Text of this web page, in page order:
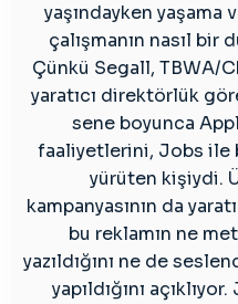
yaşındayken
çalışmanın nasıl
Çünkü Segall, TBWA/
yaratıcı direktörlük
sene boyunca
faaliyetlerini, Jobs ile
yürüten kişiydi.
kampanyasının da
bu reklamın ne
yazıldığını ne de
yapıldığını